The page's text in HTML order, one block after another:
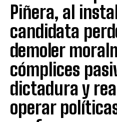
Piñera, al
candidata
demoler
cómplices
dictadura y
operar